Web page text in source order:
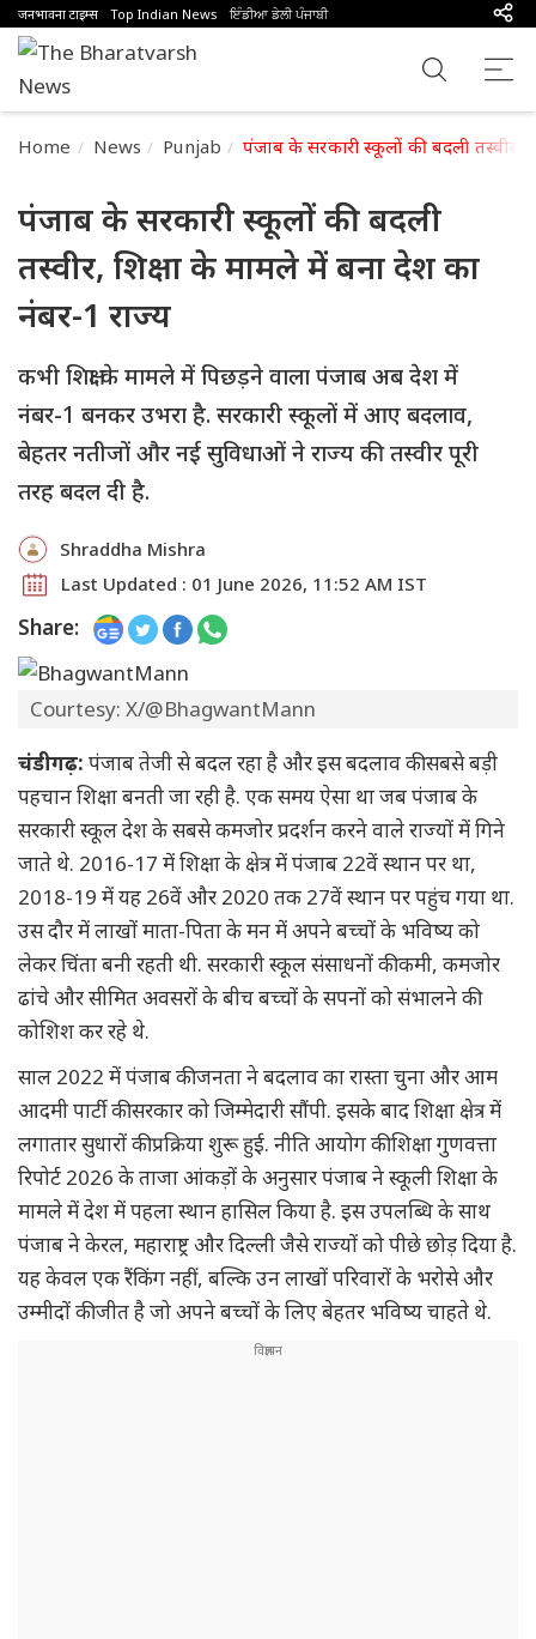
जनभावना टाइम्स Top Indian News ਇੰਡੀਆ ਡੇਲੀ ਪੰਜਾਬੀ
Home News Punjab पंजाब के सरकारी स्कूलों की बदली तस्वीर,
पंजाब के सरकारी स्कूलों की बदली
तस्वीर, शिक्षा के मामले में बना देश का
नंबर-1 राज्य
कभी शिक्षा के मामले में पिछड़ने वाला पंजाब अब देश में
नंबर-1 बनकर उभरा है. सरकारी स्कूलों में आए बदलाव,
बेहतर नतीजों और नई सुविधाओं ने राज्य की तस्वीर पूरी
तरह बदल दी है.
Shraddha Mishra
Last Updated : 01 June 2026, 11:52 AM IST
Share:
Courtesy: X/@BhagwantMann
चंडीगढ़: पंजाब तेजी से बदल रहा है और इस बदलाव की सबसे बड़ी
पहचान शिक्षा बनती जा रही है. एक समय ऐसा था जब पंजाब के
सरकारी स्कूल देश के सबसे कमजोर प्रदर्शन करने वाले राज्यों में गिने
जाते थे. 2016-17 में शिक्षा के क्षेत्र में पंजाब 22वें स्थान पर था,
2018-19 में यह 26वें और 2020 तक 27वें स्थान पर पहुंच गया था.
उस दौर में लाखों माता-पिता के मन में अपने बच्चों के भविष्य को
लेकर चिंता बनी रहती थी. सरकारी स्कूल संसाधनों की कमी, कमजोर
ढांचे और सीमित अवसरों के बीच बच्चों के सपनों को संभालने की
कोशिश कर रहे थे.
साल 2022 में पंजाब की जनता ने बदलाव का रास्ता चुना और आम
आदमी पार्टी की सरकार को जिम्मेदारी सौंपी. इसके बाद शिक्षा क्षेत्र में
लगातार सुधारों की प्रक्रिया शुरू हुई. नीति आयोग की शिक्षा गुणवत्ता
रिपोर्ट 2026 के ताजा आंकड़ों के अनुसार पंजाब ने स्कूली शिक्षा के
मामले में देश में पहला स्थान हासिल किया है. इस उपलब्धि के साथ
पंजाब ने केरल, महाराष्ट्र और दिल्ली जैसे राज्यों को पीछे छोड़ दिया है.
यह केवल एक रैंकिंग नहीं, बल्कि उन लाखों परिवारों के भरोसे और
उम्मीदों की जीत है जो अपने बच्चों के लिए बेहतर भविष्य चाहते थे.